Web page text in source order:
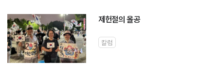
제헌절의 올공
칼럼